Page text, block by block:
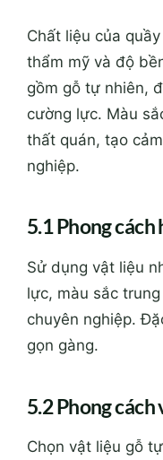
Chất liệu của
thẩm mỹ và độ
gồm gỗ tự nhiên,
cường lực. Màu
thất quán, tạo
nghiệp.
5.1 Phong
Sử dụng vật liệu
lực, màu sắc
chuyên nghiệp.
gọn gàng.
5.2 Phong
Chọn vật liệu gỗ